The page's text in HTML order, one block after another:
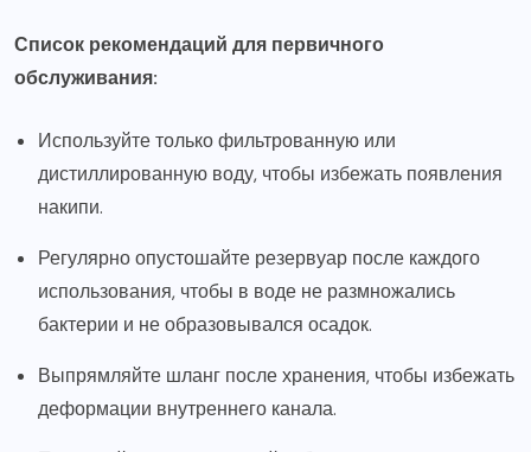
Список рекомендаций для первичного
обслуживания:
Используйте только фильтрованную или
дистиллированную воду, чтобы избежать появления
накипи.
Регулярно опустошайте резервуар после каждого
использования, чтобы в воде не размножались
бактерии и не образовывался осадок.
Выпрямляйте шланг после хранения, чтобы избежать
деформации внутреннего канала.